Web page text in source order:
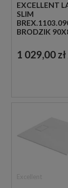
EXCELLENT
SLIM
BRODZIK
1 029,00 zł